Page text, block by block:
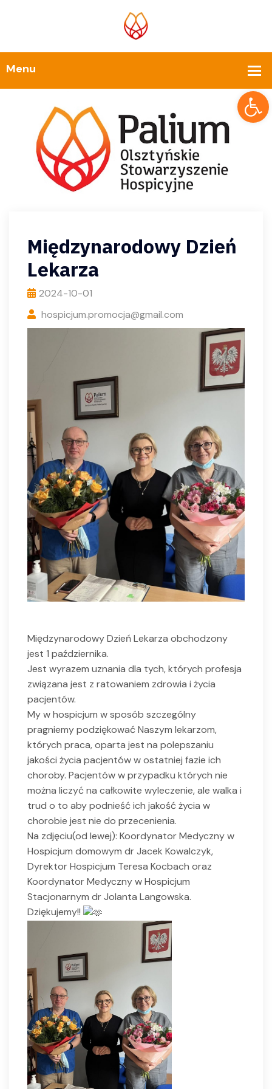
Międzynarodowy Dzień
Lekarza
2024-10-01
hospicjum.promocja@gmail.com
Międzynarodowy Dzień Lekarza obchodzony
jest 1 października.
Jest wyrazem uznania dla tych, których profesja
związana jest z ratowaniem zdrowia i życia
pacjentów.
My w hospicjum w sposób szczególny
pragniemy podziękować Naszym lekarzom,
których praca, oparta jest na polepszaniu
jakości życia pacjentów w ostatniej fazie ich
choroby. Pacjentów w przypadku których nie
można liczyć na całkowite wyleczenie, ale walka i
trud o to aby podnieść ich jakość życia w
chorobie jest nie do przecenienia.
Na zdjęciu(od lewej): Koordynator Medyczny w
Hospicjum domowym dr Jacek Kowalczyk,
Dyrektor Hospicjum Teresa Kocbach oraz
Koordynator Medyczny w Hospicjum
Stacjonarnym dr Jolanta Langowska.
Dziękujemy!!